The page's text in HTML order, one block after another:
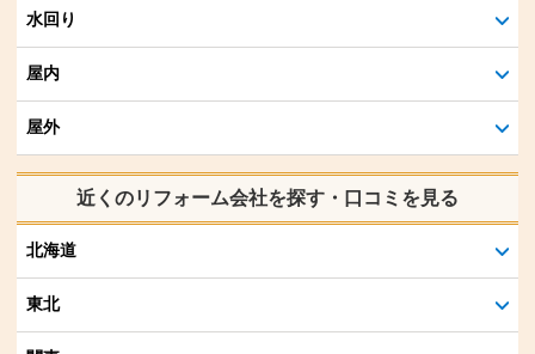
水回り
屋内
屋外
近くのリフォーム会社を探す・口コミを見る
北海道
東北